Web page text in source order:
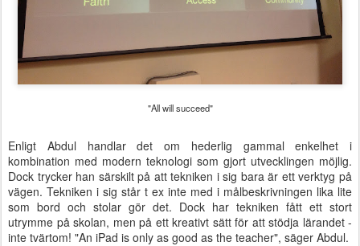
"All will succeed"
Enligt Abdul handlar det om hederlig gammal enkelhet i
kombination med modern teknologi som gjort utvecklingen möjlig.
Dock trycker han särskilt på att tekniken i sig bara är ett verktyg på
vägen. Tekniken i sig står t ex inte med i målbeskrivningen lika lite
som bord och stolar gör det. Dock har tekniken fått ett stort
utrymme på skolan, men på ett kreativt sätt för att stödja lärandet -
inte tvärtom! "An iPad is only as good as the teacher", säger Abdul.